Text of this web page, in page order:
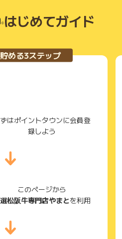
はじめてガイド
める3ステップ
はポイントタウンに会員登
録しよう
このページから
松阪牛専門店やまとを利用